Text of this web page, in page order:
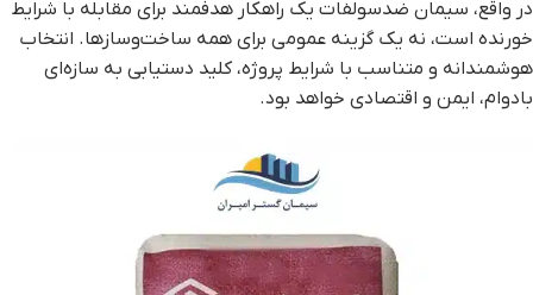
در واقع، سیمان ضدسولفات یک راهکار هدفمند برای مقابله با شرایط
خورنده است، نه یک گزینه عمومی برای همه ساخت‌وسازها. انتخاب
هوشمندانه و متناسب با شرایط پروژه، کلید دستیابی به سازه‌ای
بادوام، ایمن و اقتصادی خواهد بود.